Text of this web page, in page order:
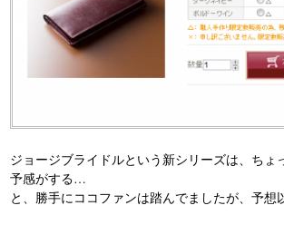
ジョージブライドルという新シリーズは、ちょ
予感がする…
と、勝手にココファンは踏んでましたが、予想